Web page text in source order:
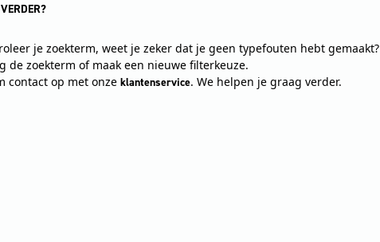
je zoekterm, weet je zeker dat je geen typefouten hebt gemaakt?
de zoekterm of maak een nieuwe filterkeuze.
contact op met onze klantenservice. We helpen je graag verder.